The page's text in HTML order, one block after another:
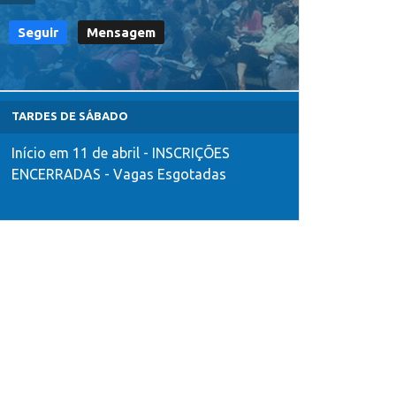
Seguir Mensagem
TARDES DE SÁBADO
Início em 11 de abril - INSCRIÇÕES
ENCERRADAS - Vagas Esgotadas